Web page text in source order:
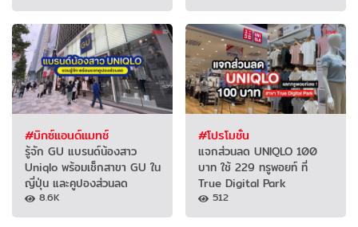
#มิกซ์แอนด์แมทช์
รู้จัก GU แบรนด์น้องสาว
Uniqlo พร้อมเช็กสาขา GU ใน
ญี่ปุ่น และคูปองส่วนลด
8.6K
#โปรโมชั่น
แจกส่วนลด UNIQLO 100
บาท ใช้ 229 ทรูพอยท์ ที่
True Digital Park
512